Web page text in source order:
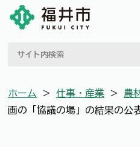
ホーム ＞ 仕事・産業 ＞ 農
画の「協議の場」の結果の公